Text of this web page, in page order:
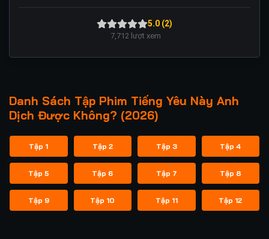
5.0 (2)
7,712 lượt xem
Danh Sách Tập Phim Tiếng Yêu Này Anh
Dịch Được Không? (2026)
Tập 1 Tập 2 Tập 3 Tập 4
Tập 5 Tập 6 Tập 7 Tập 8
Tập 9 Tập 10 Tập 11 Tập 12